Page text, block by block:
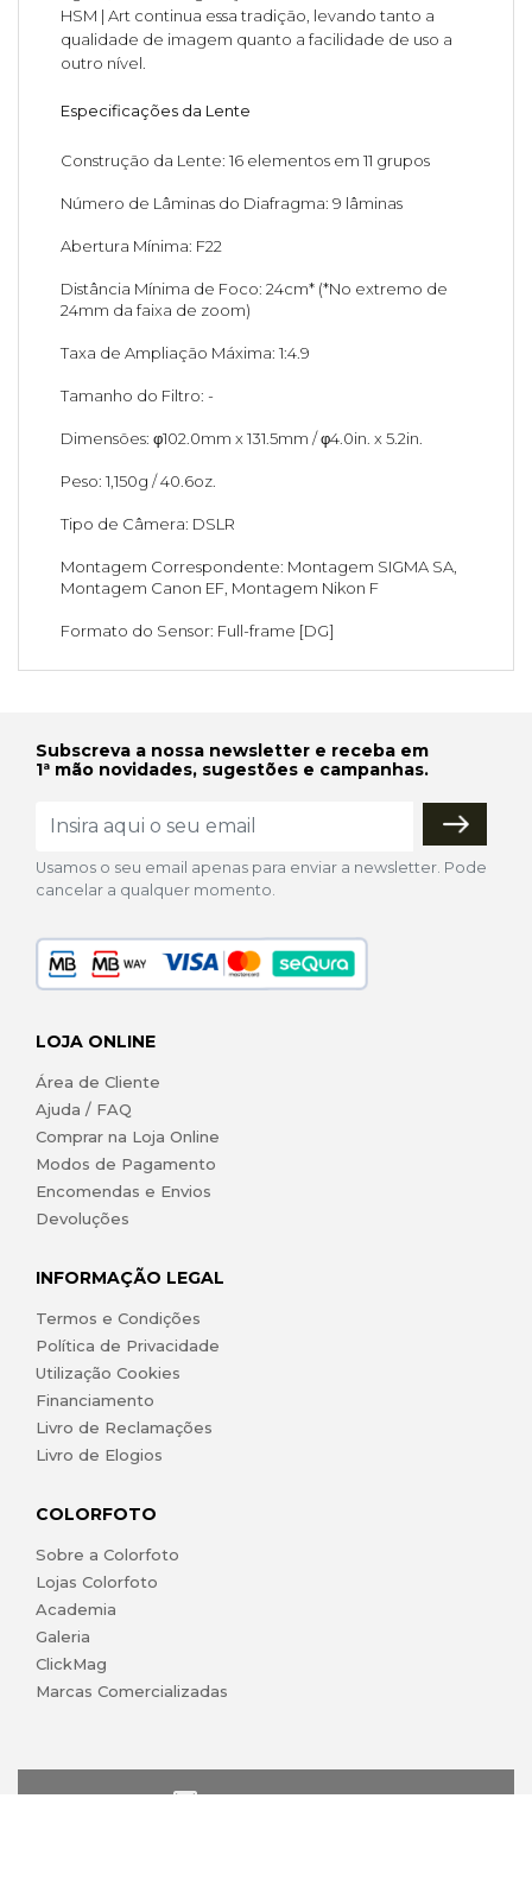
HSM | Art continua essa tradição, levando tanto a
qualidade de imagem quanto a facilidade de uso a
outro nível.
Especificações da Lente
Construção da Lente: 16 elementos em 11 grupos
Número de Lâminas do Diafragma: 9 lâminas
Abertura Mínima: F22
Distância Mínima de Foco: 24cm* (*No extremo de
24mm da faixa de zoom)
Taxa de Ampliação Máxima: 1:4.9
Tamanho do Filtro: -
Dimensões: φ102.0mm x 131.5mm / φ4.0in. x 5.2in.
Peso: 1,150g / 40.6oz.
Tipo de Câmera: DSLR
Montagem Correspondente: Montagem SIGMA SA,
Montagem Canon EF, Montagem Nikon F
Formato do Sensor: Full-frame [DG]
Subscreva a nossa newsletter e receba em
1ª mão novidades, sugestões e campanhas.
Usamos o seu email apenas para enviar a newsletter. Pode
cancelar a qualquer momento.
LOJA ONLINE
Área de Cliente
Ajuda / FAQ
Comprar na Loja Online
Modos de Pagamento
Encomendas e Envios
Devoluções
INFORMAÇÃO LEGAL
Termos e Condições
Política de Privacidade
Utilização Cookies
Financiamento
Livro de Reclamações
Livro de Elogios
COLORFOTO
Sobre a Colorfoto
Lojas Colorfoto
Academia
Galeria
ClickMag
Marcas Comercializadas
lojaonline@colorfoto.pt